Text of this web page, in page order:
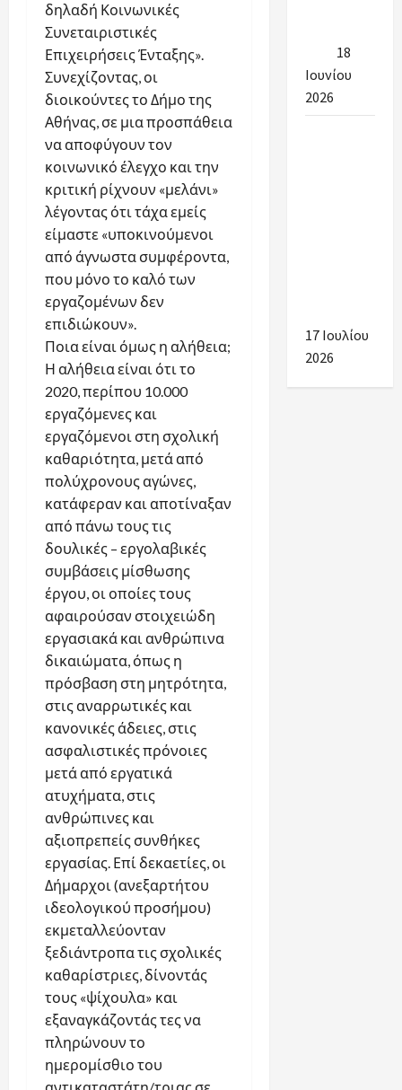
δηλαδή Κοινωνικές
Συνεταιριστικές
Επιχειρήσεις Ένταξης».
Συνεχίζοντας, οι
διοικούντες το Δήμο της
Αθήνας, σε μια προσπάθεια
να αποφύγουν τον
κοινωνικό έλεγχο και την
κριτική ρίχνουν «μελάνι»
λέγοντας ότι τάχα εμείς
είμαστε «υποκινούμενοι
από άγνωστα συμφέροντα,
που μόνο το καλό των
εργαζομένων δεν
επιδιώκουν».
Ποια είναι όμως η αλήθεια;
Η αλήθεια είναι ότι το
2020, περίπου 10.000
εργαζόμενες και
εργαζόμενοι στη σχολική
καθαριότητα, μετά από
πολύχρονους αγώνες,
κατάφεραν και αποτίναξαν
από πάνω τους τις
δουλικές – εργολαβικές
συμβάσεις μίσθωσης
έργου, οι οποίες τους
αφαιρούσαν στοιχειώδη
εργασιακά και ανθρώπινα
δικαιώματα, όπως η
πρόσβαση στη μητρότητα,
στις αναρρωτικές και
κανονικές άδειες, στις
ασφαλιστικές πρόνοιες
μετά από εργατικά
ατυχήματα, στις
ανθρώπινες και
αξιοπρεπείς συνθήκες
εργασίας. Επί δεκαετίες, οι
Δήμαρχοι (ανεξαρτήτου
ιδεολογικού προσήμου)
εκμεταλλεύονταν
ξεδιάντροπα τις σχολικές
καθαρίστριες, δίνοντάς
τους «ψίχουλα» και
εξαναγκάζοντάς τες να
πληρώνουν το
ημερομίσθιο του
18
Ιουνίου
2026
17 Ιουλίου
2026